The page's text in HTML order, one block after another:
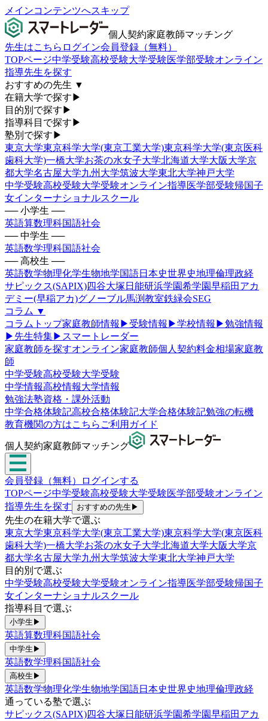
メインコンテンツへスキップ
個人契約家庭教師マッチング
先生はこちら ログイン会員登録（無料）
TOPページ中学受験高校受験大学受験医学部受験オンライン
指導先生を探す
おすすめの先生 ▼
在籍大学で探す ▶
目的別で探す ▶
指導科目で探す ▶
塾別で探す ▶
東京大学東京科学大学(東京工業大学)東京科学大学(東京医科
歯科大学)一橋大学お茶の水女子大学北海道大学大阪大学京
都大学名古屋大学九州大学筑波大学東北大学神戸大学
中学受験高校受験大学受験オンライン指導医学部受験帰国子
女インターナショナルスクール
── 小学生 ──
英語算数理科国語社会
── 中学生 ──
英語数学理科国語社会
── 高校生 ──
英語数学物理化学生物地学国語日本史世界史地理倫理政経
サピックス(SAPIX)四谷大塚 日能研浜学園希学園早稲田アカ
デミー(早稲アカ)グノーブル馬渕教室鉄緑会SEG
コラム ▼
コラムトップ家庭教師情報 ▶ 受験情報 ▶学校情報 ▶勉強情報
▶ 先生特集▶ スマートレーダー
家庭教師を探すオンライン家庭教師個人契約料金相場家庭教
師
中学受験高校受験大学受験
中学情報高校情報大学情報
勉強法塾資格・課外活動
中学合格体験記高校合格体験記大学合格体験記勉強の転機
教育機関の方はこちら ご利用ガイド
個人契約家庭教師マッチング
会員登録（無料）
ログインする
TOPページ中学受験高校受験大学受験医学部受験オンライン
指導先生を探す おすすめの先生 ▶
先生の在籍大学で選ぶ
東京大学東京科学大学(東京工業大学)東京科学大学(東京医科
歯科大学)一橋大学お茶の水女子大学北海道大学大阪大学京
都大学名古屋大学九州大学筑波大学東北大学神戸大学
目的別で選ぶ
中学受験高校受験大学受験オンライン指導医学部受験帰国子
女インターナショナルスクール
指導科目で選ぶ
小学生 ▶
英語算数理科国語社会
中学生 ▶
英語数学理科国語社会
高校生 ▶
英語数学物理化学生物地学国語日本史世界史地理倫理政経
通っている塾で選ぶ
サピックス(SAPIX)四谷大塚 日能研浜学園希学園早稲田アカ